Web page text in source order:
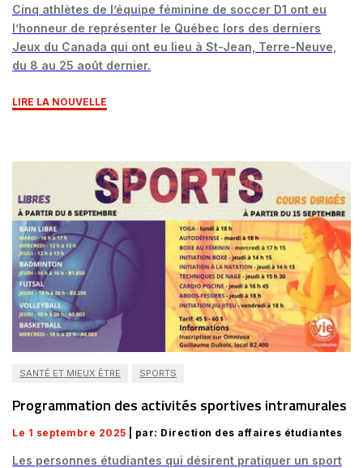
Cinq athlètes de l’équipe féminine de soccer D1 ont eu
l’honneur de représenter le Québec lors des derniers
Jeux du Canada qui ont eu lieu à St-Jean, Terre-Neuve,
du 8 au 25 août dernier.
LIRE LA NOUVELLE
SANTÉ ET MIEUX ÊTRE SPORTS
Programmation des activités sportives intramurales
Le 1 septembre 2025 | par: Direction des affaires étudiantes
Les personnes étudiantes qui désirent pratiquer un sport